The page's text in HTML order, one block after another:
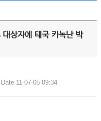
상자에 태국 카녹난 박
Date 11-07-05 09:34